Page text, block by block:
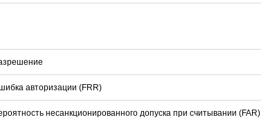
авторизации (FRR)
несанкционированного допуска при считывании (FAR)